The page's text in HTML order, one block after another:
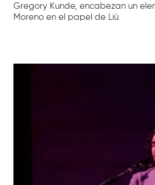
Gregory Kunde, encabezan un
Moreno en el papel de Liù